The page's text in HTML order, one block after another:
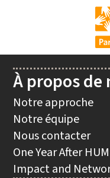
Aller
Main
navigation
À propos de
Notre approche
Notre équipe
Nous contacter
One Year After
Impact and